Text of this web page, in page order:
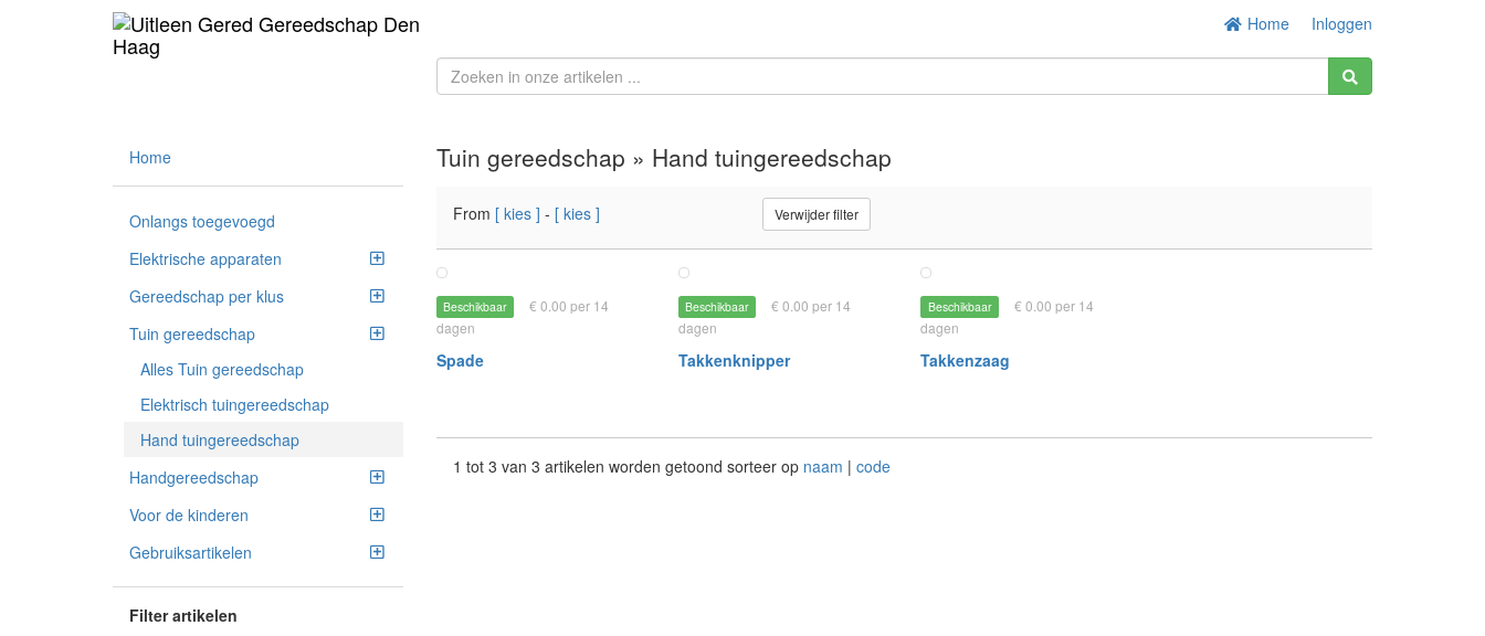
Home Inloggen
Home
Onlangs toegevoegd
Elektrische apparaten
Gereedschap per klus
Tuin gereedschap
Alles Tuin gereedschap
Elektrisch tuingereedschap
Hand tuingereedschap
Handgereedschap
Voor de kinderen
Gebruiksartikelen
Filter artikelen
Tuin gereedschap » Hand tuingereedschap
From [ kies ] - [ kies ] Verwijder filter
Beschikbaar
€ 0.00 per 14
dagen
Spade
Beschikbaar
€ 0.00 per 14
dagen
Takkenknipper
Beschikbaar
€ 0.00 per 14
dagen
Takkenzaag
1 tot 3 van 3 artikelen worden getoond sorteer op naam | code